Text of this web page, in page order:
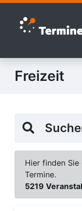
Zur Navigation
Zum Inhalt springen
Freizeit
Hier finden
Termine.
5219